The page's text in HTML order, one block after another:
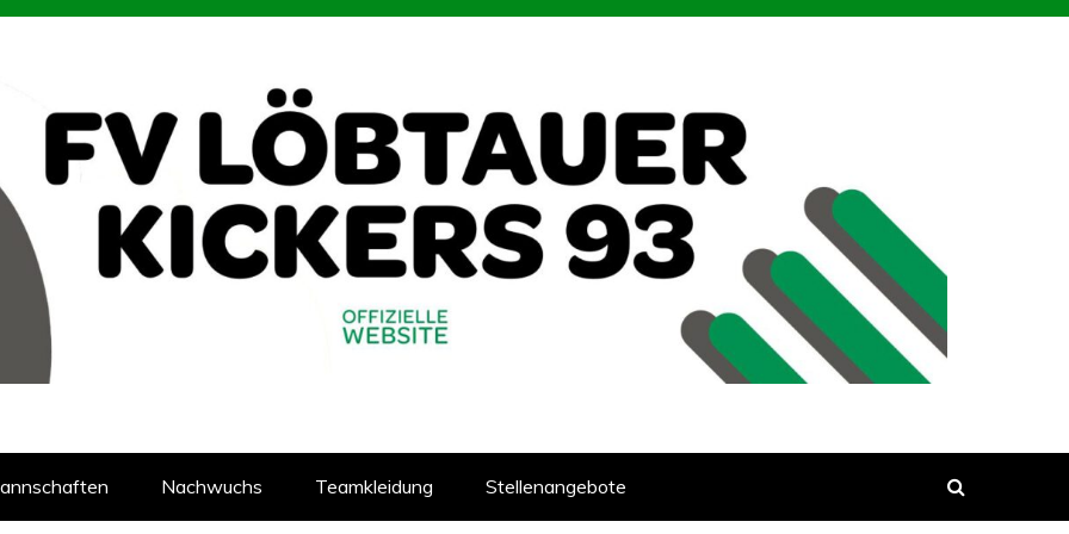
Nachwuchs Teamkleidung Stellenangebote